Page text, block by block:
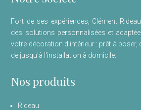
Fort de ses expériences, Clément
des solutions personnalisées et
votre décoration d'intérieur : prêt à
de jusqu'à l'installation à domicile.
Nos produits
Rideau